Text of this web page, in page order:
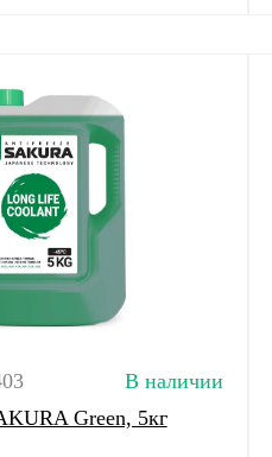
В наличии
Green, 5кг